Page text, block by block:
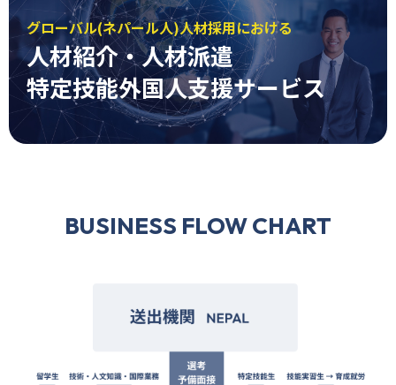
グローバル(ネパール人)人材採用における
人材紹介・人材派遣
特定技能外国人支援サービス
BUSINESS FLOW CHART